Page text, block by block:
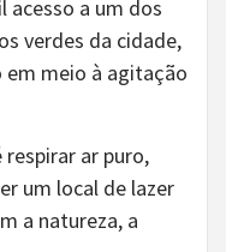
acesso a um dos
verdes da cidade,
meio à agitação
respirar ar puro,
um local de lazer
a natureza, a